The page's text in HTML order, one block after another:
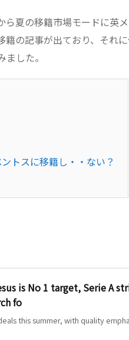
ら夏の移籍市場モードに英
籍の記事が出ており、それ
した。
トスに移籍し・・ない？
is No 1 target, Serie A
fo
this summer, with quality